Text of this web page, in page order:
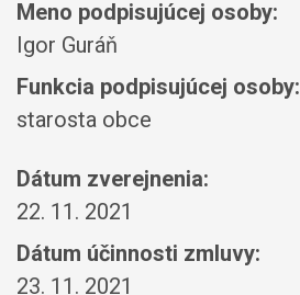
Meno podpisujúcej osoby:
Igor Guráň
Funkcia podpisujúcej osoby:
starosta obce
Dátum zverejnenia:
22. 11. 2021
Dátum účinnosti zmluvy:
23. 11. 2021